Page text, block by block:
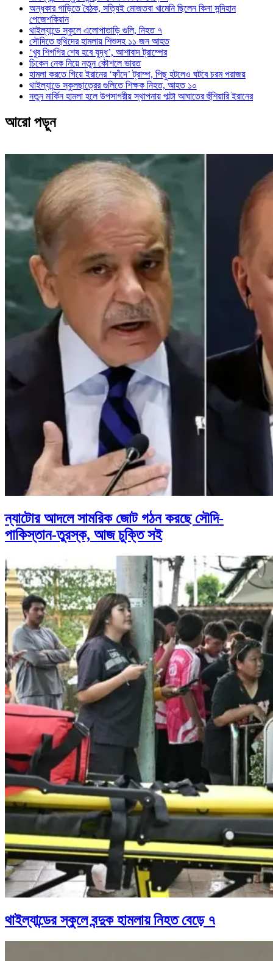
অন্ধকার গাড়িতে বৈঠক, সত্যিই মোজতবা খামেনি ছিলেন কিনা সন্দিহান
পেজেশকিয়ান
থাইল্যান্ডে স্কুলে এলোপাতাড়ি গুলি, নিহত ৭
সৌদিতে হুথিদের হামলায় শিশুসহ ১১ জন আহত
‘খুব শিগগির শেষ হবে যুদ্ধ’, আশাবাদ ট্রাম্পের
চিকেন নেক নিয়ে নতুন কৌশলে ভারত
হামলা করতে গিয়ে ইরানের ‘ফাঁদে’ ট্রাম্প, পিছু হটলেও ঘটবে চরম পরাজয়
থাইল্যান্ডে স্কুলছাত্রের গুলিতে শিক্ষক নিহত, আহত ১০
নতুন মার্কিন হামলা হলে উপসাগরীয় স্থাপনায় পাল্টা আঘাতের হুঁশিয়ারি ইরানের
আরো পড়ুন
ন্যাটোর আদলে সামরিক জোট গঠন করছে সৌদি-
পাকিস্তান-তুরস্ক, আজ চুক্তি সই
থাইল্যান্ডের স্কুলে বন্দুক হামলায় নিহত বেড়ে ৭